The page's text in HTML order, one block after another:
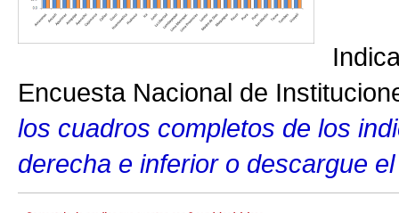
Encuesta Nacional de
los cuadros completos de los
derecha e inferior o descargue